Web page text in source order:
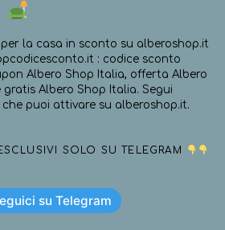
la casa in sconto su alberoshop.it
: codice sconto
Albero Shop Italia, offerta Albero
Albero Shop Italia. Segui
puoi attivare su alberoshop.it.
SOLO SU TELEGRAM
su Telegram